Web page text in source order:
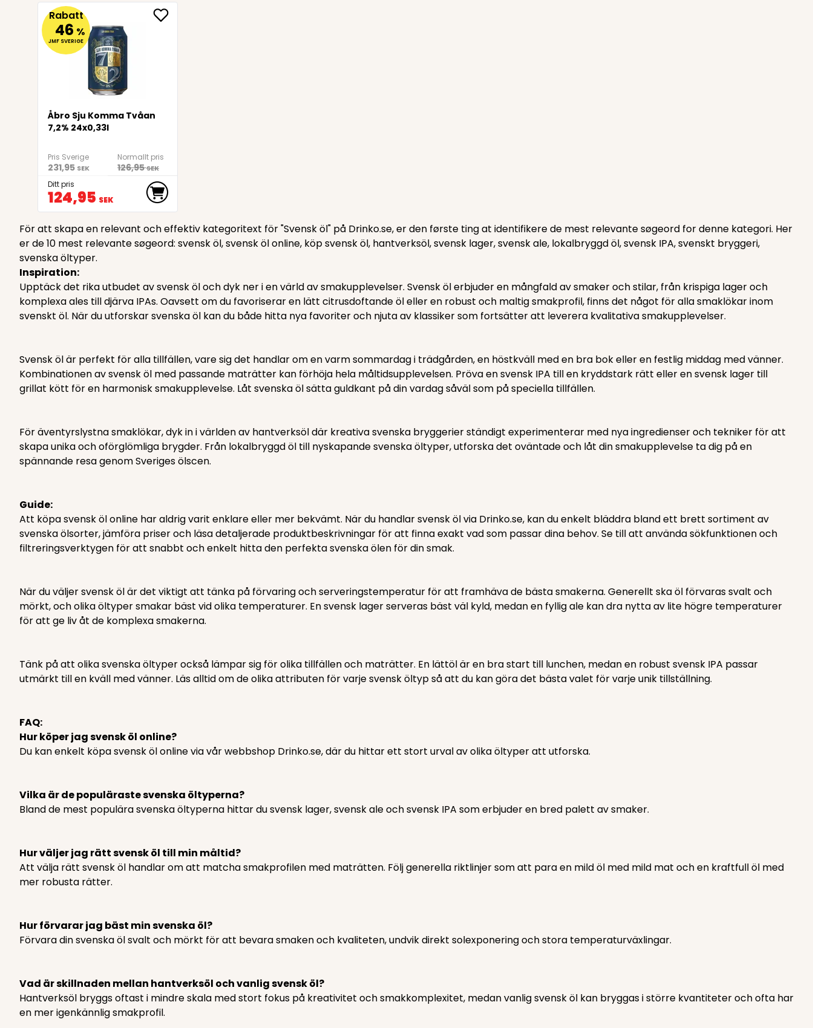
Rabatt
46 %
JMF SVERIGE
Åbro Sju Komma Tvåan
7,2% 24x0,33l
Pris Sverige
231,95 SEK
Normallt pris
126,95SEK
Ditt pris
124,95 SEK
För att skapa en relevant och effektiv kategoritext för "Svensk öl" på Drinko.se, er den første ting at identifikere de mest relevante søgeord for denne kategori. Her
er de 10 mest relevante søgeord: svensk öl, svensk öl online, köp svensk öl, hantverksöl, svensk lager, svensk ale, lokalbryggd öl, svensk IPA, svenskt bryggeri,
svenska öltyper.
Inspiration:
Upptäck det rika utbudet av svensk öl och dyk ner i en värld av smakupplevelser. Svensk öl erbjuder en mångfald av smaker och stilar, från krispiga lager och
komplexa ales till djärva IPAs. Oavsett om du favoriserar en lätt citrusdoftande öl eller en robust och maltig smakprofil, finns det något för alla smaklökar inom
svenskt öl. När du utforskar svenska öl kan du både hitta nya favoriter och njuta av klassiker som fortsätter att leverera kvalitativa smakupplevelser.
Svensk öl är perfekt för alla tillfällen, vare sig det handlar om en varm sommardag i trädgården, en höstkväll med en bra bok eller en festlig middag med vänner.
Kombinationen av svensk öl med passande maträtter kan förhöja hela måltidsupplevelsen. Pröva en svensk IPA till en kryddstark rätt eller en svensk lager till
grillat kött för en harmonisk smakupplevelse. Låt svenska öl sätta guldkant på din vardag såväl som på speciella tillfällen.
För äventyrslystna smaklökar, dyk in i världen av hantverksöl där kreativa svenska bryggerier ständigt experimenterar med nya ingredienser och tekniker för att
skapa unika och oförglömliga brygder. Från lokalbryggd öl till nyskapande svenska öltyper, utforska det oväntade och låt din smakupplevelse ta dig på en
spännande resa genom Sveriges ölscen.
Guide:
Att köpa svensk öl online har aldrig varit enklare eller mer bekvämt. När du handlar svensk öl via Drinko.se, kan du enkelt bläddra bland ett brett sortiment av
svenska ölsorter, jämföra priser och läsa detaljerade produktbeskrivningar för att finna exakt vad som passar dina behov. Se till att använda sökfunktionen och
filtreringsverktygen för att snabbt och enkelt hitta den perfekta svenska ölen för din smak.
När du väljer svensk öl är det viktigt att tänka på förvaring och serveringstemperatur för att framhäva de bästa smakerna. Generellt ska öl förvaras svalt och
mörkt, och olika öltyper smakar bäst vid olika temperaturer. En svensk lager serveras bäst väl kyld, medan en fyllig ale kan dra nytta av lite högre temperaturer
för att ge liv åt de komplexa smakerna.
Tänk på att olika svenska öltyper också lämpar sig för olika tillfällen och maträtter. En lättöl är en bra start till lunchen, medan en robust svensk IPA passar
utmärkt till en kväll med vänner. Läs alltid om de olika attributen för varje svensk öltyp så att du kan göra det bästa valet för varje unik tillställning.
FAQ:
Hur köper jag svensk öl online?
Du kan enkelt köpa svensk öl online via vår webbshop Drinko.se, där du hittar ett stort urval av olika öltyper att utforska.
Vilka är de populäraste svenska öltyperna?
Bland de mest populära svenska öltyperna hittar du svensk lager, svensk ale och svensk IPA som erbjuder en bred palett av smaker.
Hur väljer jag rätt svensk öl till min måltid?
Att välja rätt svensk öl handlar om att matcha smakprofilen med maträtten. Följ generella riktlinjer som att para en mild öl med mild mat och en kraftfull öl med
mer robusta rätter.
Hur förvarar jag bäst min svenska öl?
Förvara din svenska öl svalt och mörkt för att bevara smaken och kvaliteten, undvik direkt solexponering och stora temperaturväxlingar.
Vad är skillnaden mellan hantverksöl och vanlig svensk öl?
Hantverksöl bryggs oftast i mindre skala med stort fokus på kreativitet och smakkomplexitet, medan vanlig svensk öl kan bryggas i större kvantiteter och ofta har
en mer igenkännlig smakprofil.